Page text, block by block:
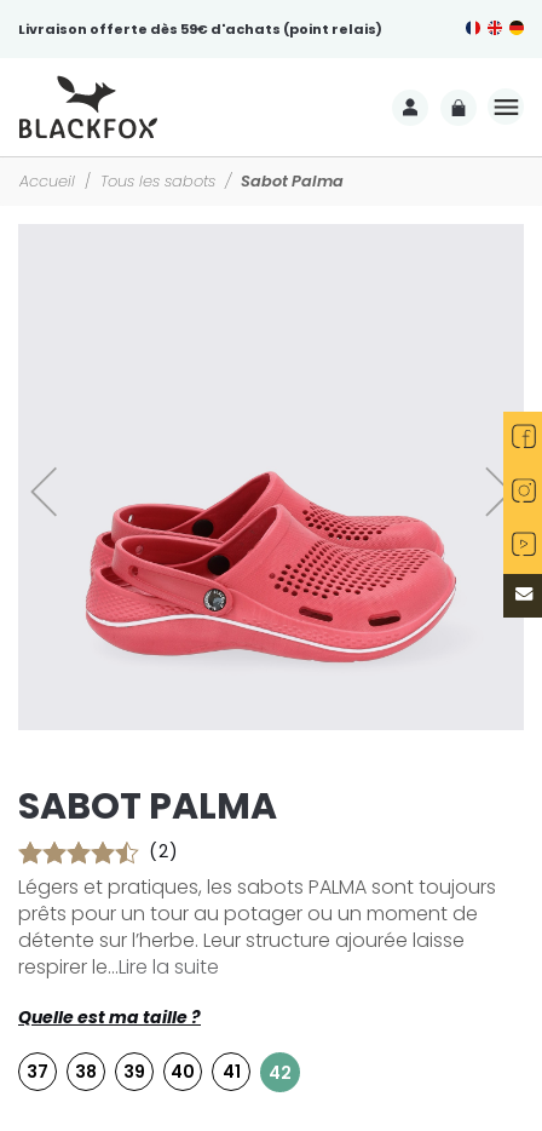
Livraison offerte dès 59€ d'achats (point relais)
Accueil Tous les sabots Sabot Palma
SABOT PALMA
(2)
Légers et pratiques, les sabots PALMA sont toujours
prêts pour un tour au potager ou un moment de
détente sur l’herbe. Leur structure ajourée laisse
respirer le...Lire la suite
Quelle est ma taille ?
37 38 39 40 41 42